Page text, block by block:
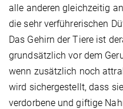
alle anderen gleichzeitig
die sehr verführerischen
Das Gehirn der Tiere ist
grundsätzlich vor dem
wenn zusätzlich noch
wird sichergestellt, dass
verdorbene und giftige